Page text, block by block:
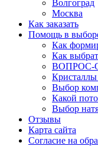
Волгоград
Москва
Как заказать
Помощь в
Как
Как
ВОПРОС-
Выбор
Какой
Выбор
Отзывы
Карта сайта
Согласие на